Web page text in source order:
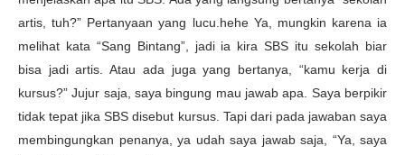
artis, tuh?” Pertanyaan yang lucu.hehe Ya, mungkin karena ia
melihat kata “Sang Bintang”, jadi ia kira SBS itu sekolah biar
bisa jadi artis. Atau ada juga yang bertanya, “kamu kerja di
kursus?” Jujur saja, saya bingung mau jawab apa. Saya berpikir
tidak tepat jika SBS disebut kursus. Tapi dari pada jawaban saya
membingungkan penanya, ya udah saya jawab saja, “Ya, saya